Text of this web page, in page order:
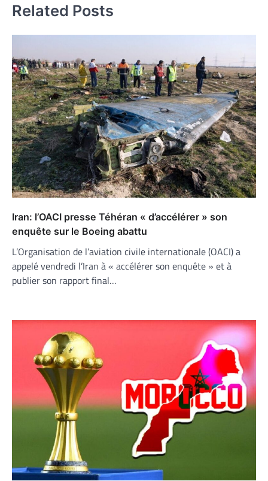
Related Posts
Iran: l’OACI presse Téhéran « d’accélérer » son
enquête sur le Boeing abattu
L’Organisation de l’aviation civile internationale (OACI) a
appelé vendredi l’Iran à « accélérer son enquête » et à
publier son rapport final…